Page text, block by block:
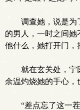
调查她，说是为
的男人，一时之间
他什么，她打开门，
就在玄关处，宁
余温灼烧她的手心，
“差点忘了这一